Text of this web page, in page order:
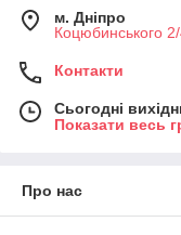
м. Дніпро
Коцюбинського
Контакти
Сьогодні
Показати весь
Про нас